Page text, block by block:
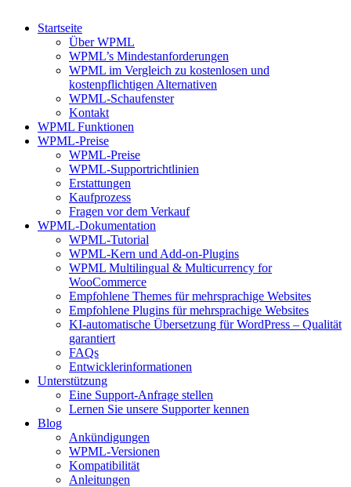
Startseite
Über WPML
WPML’s Mindestanforderungen
WPML im Vergleich zu kostenlosen und
kostenpflichtigen Alternativen
WPML-Schaufenster
Kontakt
WPML Funktionen
WPML-Preise
WPML-Preise
WPML-Supportrichtlinien
Erstattungen
Kaufprozess
Fragen vor dem Verkauf
WPML-Dokumentation
WPML-Tutorial
WPML-Kern und Add-on-Plugins
WPML Multilingual & Multicurrency for
WooCommerce
Empfohlene Themes für mehrsprachige Websites
Empfohlene Plugins für mehrsprachige Websites
KI-automatische Übersetzung für WordPress – Qualität
garantiert
FAQs
Entwicklerinformationen
Unterstützung
Eine Support-Anfrage stellen
Lernen Sie unsere Supporter kennen
Blog
Ankündigungen
WPML-Versionen
Kompatibilität
Anleitungen